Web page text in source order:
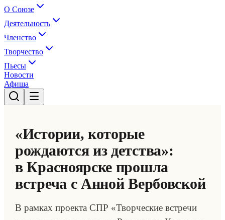
О Союзе
Деятельность
Членство
Творчество
Пьесы
Новости
Афиша
«Истории, которые
рождаются из детства»:
в Красноярске прошла
встреча с Анной Вербовской
В рамках проекта СПР «Творческие встречи